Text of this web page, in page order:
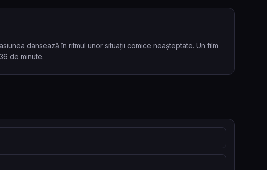
dansează în ritmul unor situații comice neașteptate. Un film
de minute.